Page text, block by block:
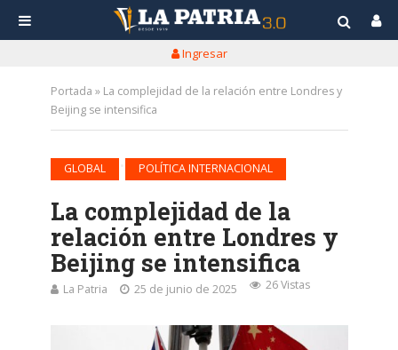
Ingresar
Portada » La complejidad de la relación entre Londres y
Beijing se intensifica
GLOBAL POLÍTICA INTERNACIONAL
La complejidad de la
relación entre Londres y
Beijing se intensifica
La Patria 25 de junio de 2025 26 Vistas